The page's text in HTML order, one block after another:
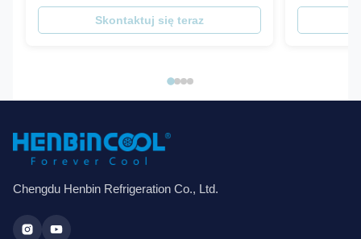
czynnik chłodniczy HFC
Skontaktuj się teraz
Chengdu Henbin Refrigeration Co., Ltd.